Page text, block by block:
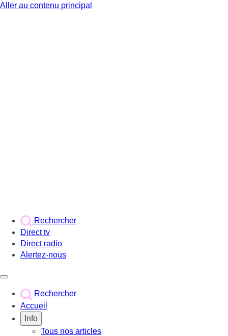
Aller au contenu principal
Rechercher
Direct tv
Direct radio
Alertez-nous
Rechercher
Accueil
Info
Tous nos articles